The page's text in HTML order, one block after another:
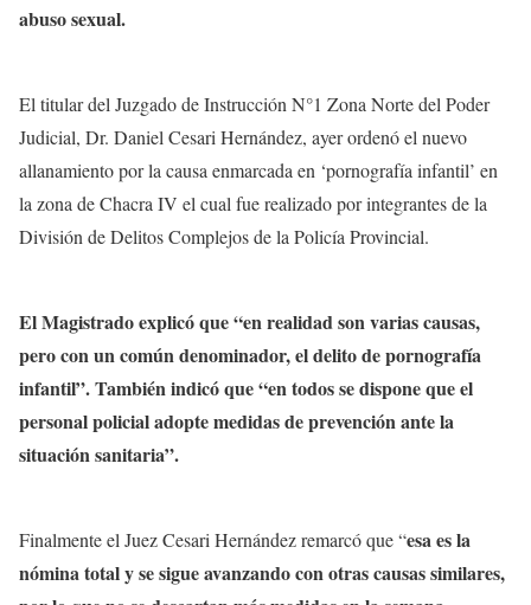
abuso sexual.
El titular del Juzgado de Instrucción N°1 Zona Norte del Poder
Judicial, Dr. Daniel Cesari Hernández, ayer ordenó el nuevo
allanamiento por la causa enmarcada en ‘pornografía infantil’ en
la zona de Chacra IV el cual fue realizado por integrantes de la
División de Delitos Complejos de la Policía Provincial.
El Magistrado explicó que “en realidad son varias causas,
pero con un común denominador, el delito de pornografía
infantil”. También indicó que “en todos se dispone que el
personal policial adopte medidas de prevención ante la
situación sanitaria”.
Finalmente el Juez Cesari Hernández remarcó que “esa es la
nómina total y se sigue avanzando con otras causas similares,